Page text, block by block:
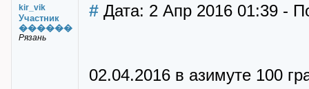
kir_vik
Участник
������
Рязань
# Дата: 2 Апр 2016 01:39 -
02.04.2016 в азимуте 100